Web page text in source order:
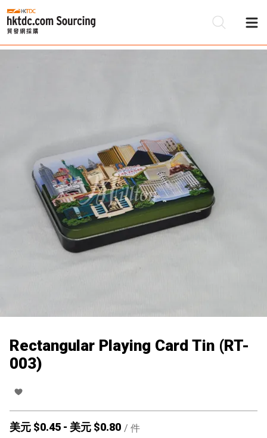
Rectangular Playing Card Tin (RT-
003)
美元 $0.45 - 美元 $0.80 / 件